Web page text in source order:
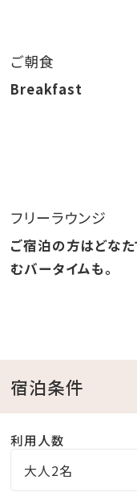
■沖縄最大級のオー
ウォータースライ
併設のプールサイド
クをご利用頂けます
※『1月6日～8日はメ
ご朝食
Breakfast
フリーラウンジ
ご宿泊の方はどな
むバータイムも。
宿泊条件
利用人数
大人2名